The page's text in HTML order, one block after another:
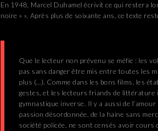
En 1948, Marcel Duhamel écrivit ce qui restera
noire » ». Après plus de soixante ans, ce texte
Que le lecteur non prévenu se méfie : les
pas sans danger être mis entre toutes les
plus (…). Comme dans les bons films, les
gestes, et les lecteurs friands de
gymnastique inverse. Il y a aussi de
passion désordonnée, de la haine sans
société policée, ne sont censés avoir cours